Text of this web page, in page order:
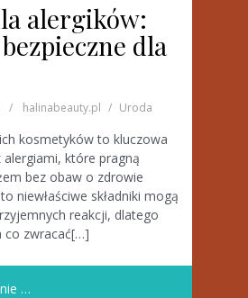
alergików:
dla
halinabeauty.pl Uroda
kosmetyków to kluczowa
które pragną
bez obaw o zdrowie
niewłaściwe składniki mogą
reakcji, dlatego
co zwracać[…]
…